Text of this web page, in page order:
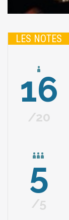
LES NOTES
16
20
5
5